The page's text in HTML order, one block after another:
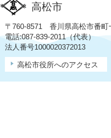
高松市
〒760-8571 香川県高松市番町
電話:087-839-2011（代表）
法人番号1000020372013
高松市役所へのアクセス